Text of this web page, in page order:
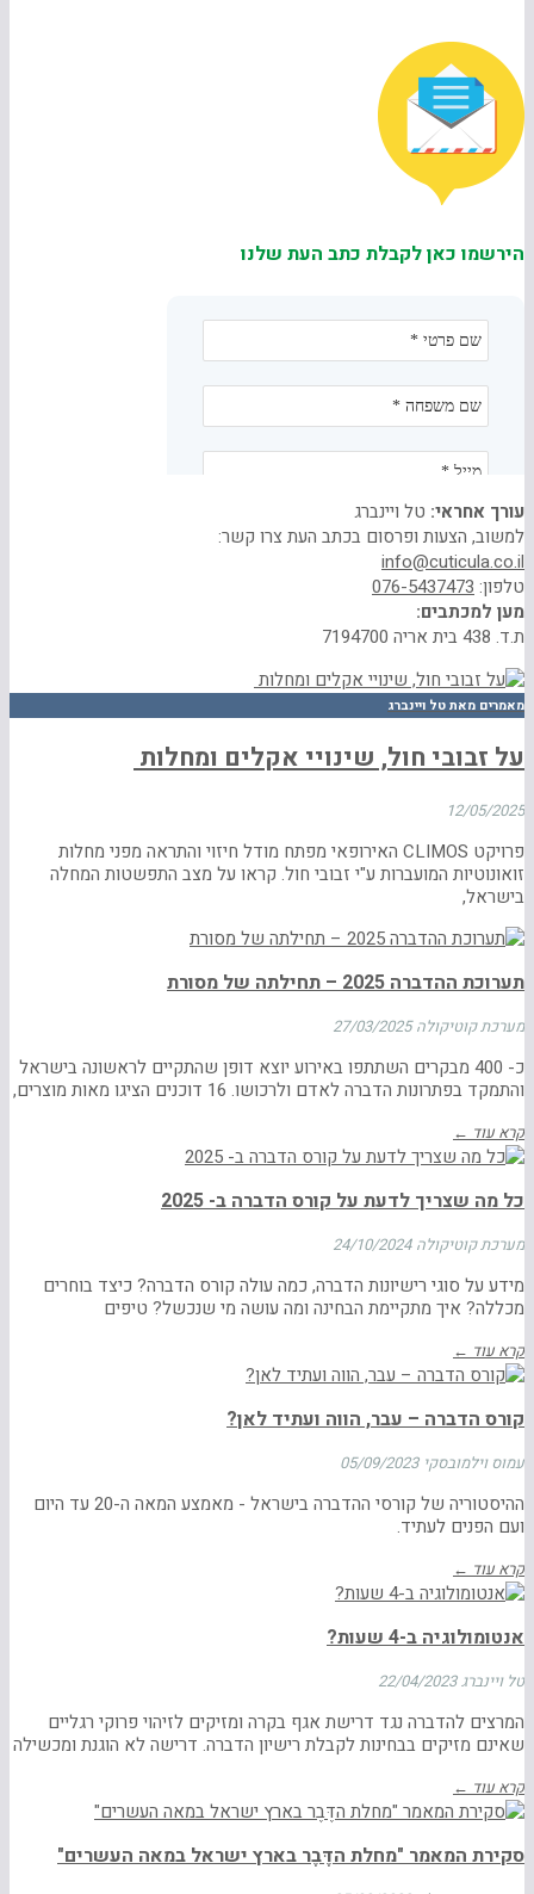
הירשמו כאן לקבלת כתב העת שלנו
עורך אחראי: טל ויינברג
למשוב, הצעות ופרסום בכתב העת צרו קשר:
info@cuticula.co.il
טלפון: 076-5437473
מען למכתבים:
ת.ד. 438 בית אריה 7194700
מאמרים מאת טל ויינברג
על זבובי חול, שינויי אקלים ומחלות
12/05/2025
פרויקט CLIMOS האירופאי מפתח מודל חיזוי והתראה מפני מחלות
זואונוטיות המועברות ע"י זבובי חול. קראו על מצב התפשטות המחלה
בישראל,
תערוכת ההדברה 2025 – תחילתה של מסורת
מערכת קוטיקולה 27/03/2025
כ- 400 מבקרים השתתפו באירוע יוצא דופן שהתקיים לראשונה בישראל
והתמקד בפתרונות הדברה לאדם ולרכושו. 16 דוכנים הציגו מאות מוצרים,
קרא עוד ←
כל מה שצריך לדעת על קורס הדברה ב- 2025
מערכת קוטיקולה 24/10/2024
מידע על סוגי רישיונות הדברה, כמה עולה קורס הדברה? כיצד בוחרים
מכללה? איך מתקיימת הבחינה ומה עושה מי שנכשל? טיפים
קרא עוד ←
קורס הדברה – עבר, הווה ועתיד לאן?
עמוס וילמובסקי 05/09/2023
ההיסטוריה של קורסי ההדברה בישראל - מאמצע המאה ה-20 עד היום
ועם הפנים לעתיד.
קרא עוד ←
אנטומולוגיה ב-4 שעות?
טל ויינברג 22/04/2023
המרצים להדברה נגד דרישת אגף בקרה ומזיקים לזיהוי פרוקי רגליים
שאינם מזיקים בבחינות לקבלת רישיון הדברה. דרישה לא הוגנת ומכשילה
קרא עוד ←
סקירת המאמר "מחלת הדֶּבֶר בארץ ישראל במאה העשרים"